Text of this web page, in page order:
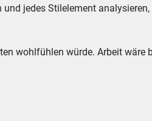
jedes Stilelement analysieren,
wohlfühlen würde. Arbeit wäre